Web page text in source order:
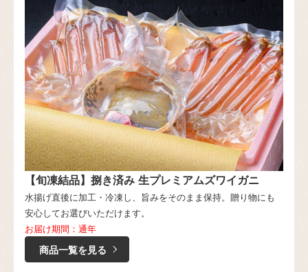
【旬凍結品】捌き済み 生プレミアムズワイガニ
水揚げ直後に加工・冷凍し、旨みをそのまま保持。贈り物にも
安心してお選びいただけます。
お届け期間：通年
商品一覧を見る